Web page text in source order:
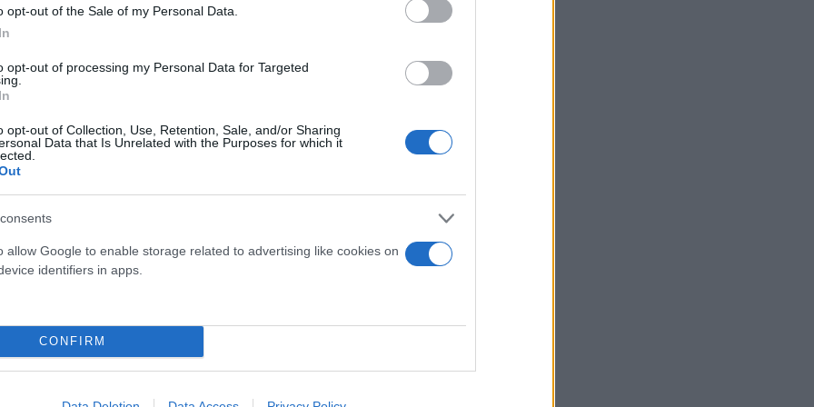
opt-out of the Sale of my Personal Data.
opt-out of processing my Personal Data for Targeted
opt-out of Collection, Use, Retention, Sale, and/or Sharing
Data that Is Unrelated with the Purposes for which it
allow Google to enable storage related to advertising like cookies on
identifiers in apps.
CONFIRM
γροθιές σε βάρος μετανάστη διανομέα
μηνύουν αεροπορική γιατί τους έβγαλαν από πτήση
αλλοδαπό εργαζόμενό του - Πήγε να τον πατήσει
σε λεωφορείο σε 23χρονη από το Κονγκό - Την
Αστυνομία